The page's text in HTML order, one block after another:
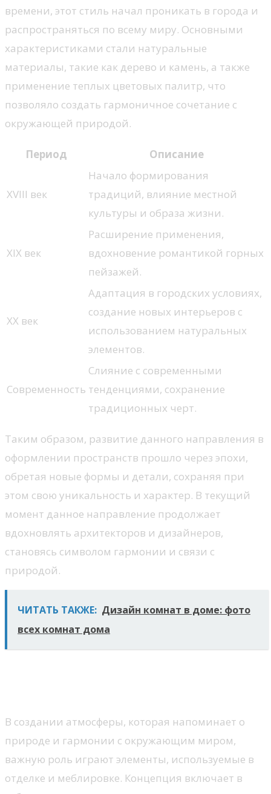
времени, этот стиль начал проникать в города и
распространяться по всему миру. Основными
характеристиками стали натуральные
материалы, такие как дерево и камень, а также
применение теплых цветовых палитр, что
позволяло создать гармоничное сочетание с
окружающей природой.
Период Описание
XVIII век
Начало формирования
традиций, влияние местной
культуры и образа жизни.
XIX век
Расширение применения,
вдохновение романтикой горных
пейзажей.
XX век
Адаптация в городских условиях,
создание новых интерьеров с
использованием натуральных
элементов.
Современность
Слияние с современными
тенденциями, сохранение
традиционных черт.
Таким образом, развитие данного направления в
оформлении пространств прошло через эпохи,
обретая новые формы и детали, сохраняя при
этом свою уникальность и характер. В текущий
момент данное направление продолжает
вдохновлять архитекторов и дизайнеров,
становясь символом гармонии и связи с
природой.
ЧИТАТЬ ТАКЖЕ: Дизайн комнат в доме: фото
всех комнат дома
В создании атмосферы, которая напоминает о
природе и гармонии с окружающим миром,
важную роль играют элементы, используемые в
отделке и меблировке. Концепция включает в